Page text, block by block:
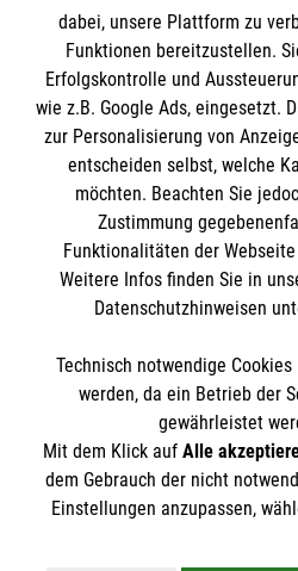
Facharzt für Chirurgie
Spezielle Viszeralchirurgie
Einrichtung
Rathsberger Str. 57
91054 Erlangen
Informationen
Anfahrt
Barrierefreiheit
Soziale Netzwerke
dabei, unsere Plattform zu
Funktionen bereitzustellen.
Erfolgskontrolle und
wie z.B. Google Ads, eingesetzt.
zur Personalisierung von
entscheiden selbst, welche
möchten. Beachten Sie
Zustimmung
Funktionalitäten der
Weitere Infos finden Sie in
Datenschutzhinweisen
Technisch notwendige
werden, da ein Betrieb der
gewährleistet
Mit dem Klick auf Alle
dem Gebrauch der nicht
Einstellungen anzupassen,